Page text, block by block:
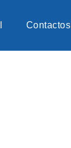
Contactos